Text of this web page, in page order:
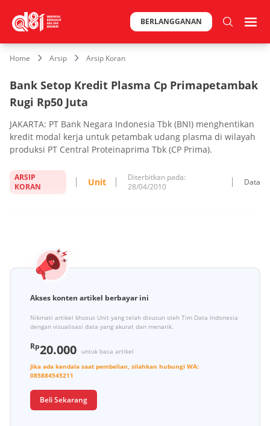
BERLANGGANAN
Home Arsip Arsip Koran
Bank Setop Kredit Plasma Cp Primapetambak
Rugi Rp50 Juta
JAKARTA: PT Bank Negara Indonesia Tbk (BNI) menghentikan
kredit modal kerja untuk petambak udang plasma di wilayah
produksi PT Central Proteinaprima Tbk (CP Prima).
ARSIP
KORAN
Unit
Diterbitkan pada:
28/04/2010
Data
Akses konten artikel berbayar ini
Nikmati artikel khusus Unit yang telah disusun oleh Tim Data Indonesia
dengan visualisasi data yang akurat dan menarik.
Rp20.000
untuk baca artikel
Jika ada kendala saat pembelian, silahkan hubungi WA:
085884545211
Beli Sekarang